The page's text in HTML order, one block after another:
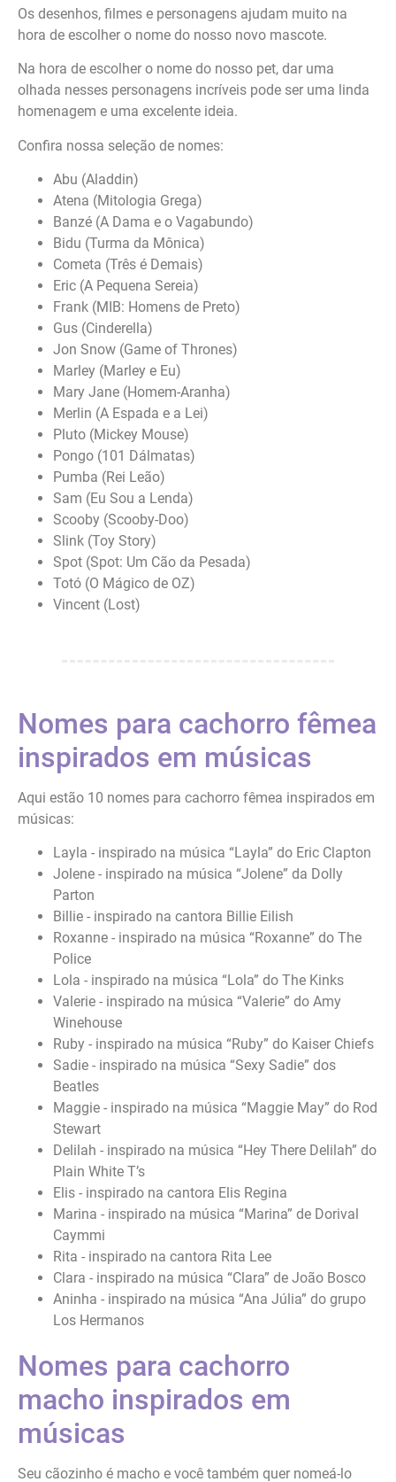
Os desenhos, filmes e personagens ajudam muito na
hora de escolher o nome do nosso novo mascote.
Na hora de escolher o nome do nosso pet, dar uma
olhada nesses personagens incríveis pode ser uma linda
homenagem e uma excelente ideia.
Confira nossa seleção de nomes:
Abu (Aladdin)
Atena (Mitologia Grega)
Banzé (A Dama e o Vagabundo)
Bidu (Turma da Mônica)
Cometa (Três é Demais)
Eric (A Pequena Sereia)
Frank (MIB: Homens de Preto)
Gus (Cinderella)
Jon Snow (Game of Thrones)
Marley (Marley e Eu)
Mary Jane (Homem-Aranha)
Merlin (A Espada e a Lei)
Pluto (Mickey Mouse)
Pongo (101 Dálmatas)
Pumba (Rei Leão)
Sam (Eu Sou a Lenda)
Scooby (Scooby-Doo)
Slink (Toy Story)
Spot (Spot: Um Cão da Pesada)
Totó (O Mágico de OZ)
Vincent (Lost)
Nomes para cachorro fêmea
inspirados em músicas
Aqui estão 10 nomes para cachorro fêmea inspirados em
músicas:
Layla - inspirado na música “Layla” do Eric Clapton
Jolene - inspirado na música “Jolene” da Dolly
Parton
Billie - inspirado na cantora Billie Eilish
Roxanne - inspirado na música “Roxanne” do The
Police
Lola - inspirado na música “Lola” do The Kinks
Valerie - inspirado na música “Valerie” do Amy
Winehouse
Ruby - inspirado na música “Ruby” do Kaiser Chiefs
Sadie - inspirado na música “Sexy Sadie” dos
Beatles
Maggie - inspirado na música “Maggie May” do Rod
Stewart
Delilah - inspirado na música “Hey There Delilah” do
Plain White T’s
Elis - inspirado na cantora Elis Regina
Marina - inspirado na música “Marina” de Dorival
Caymmi
Rita - inspirado na cantora Rita Lee
Clara - inspirado na música “Clara” de João Bosco
Aninha - inspirado na música “Ana Júlia” do grupo
Los Hermanos
Nomes para cachorro
macho inspirados em
músicas
Seu cãozinho é macho e você também quer nomeá-lo